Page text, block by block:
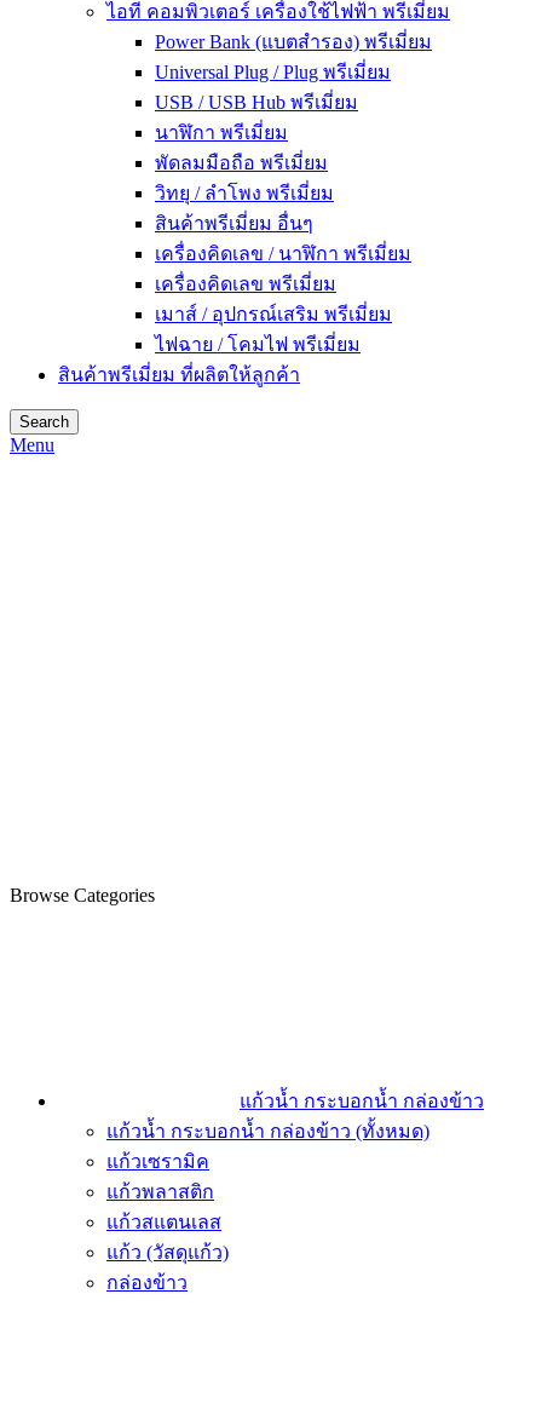
ไอที คอมพิวเตอร์ เครื่องใช้ไฟฟ้า พรีเมี่ยม
Power Bank (แบตสำรอง) พรีเมี่ยม
Universal Plug / Plug พรีเมี่ยม
USB / USB Hub พรีเมี่ยม
นาฬิกา พรีเมี่ยม
พัดลมมือถือ พรีเมี่ยม
วิทยุ / ลำโพง พรีเมี่ยม
สินค้าพรีเมี่ยม อื่นๆ
เครื่องคิดเลข / นาฬิกา พรีเมี่ยม
เครื่องคิดเลข พรีเมี่ยม
เมาส์ / อุปกรณ์เสริม พรีเมี่ยม
ไฟฉาย / โคมไฟ พรีเมี่ยม
สินค้าพรีเมี่ยม ที่ผลิตให้ลูกค้า
Search
Menu
Browse Categories
แก้วน้ำ กระบอกน้ำ กล่องข้าว
แก้วน้ำ กระบอกน้ำ กล่องข้าว (ทั้งหมด)
แก้วเซรามิค
แก้วพลาสติก
แก้วสแตนเลส
แก้ว (วัสดุแก้ว)
กล่องข้าว